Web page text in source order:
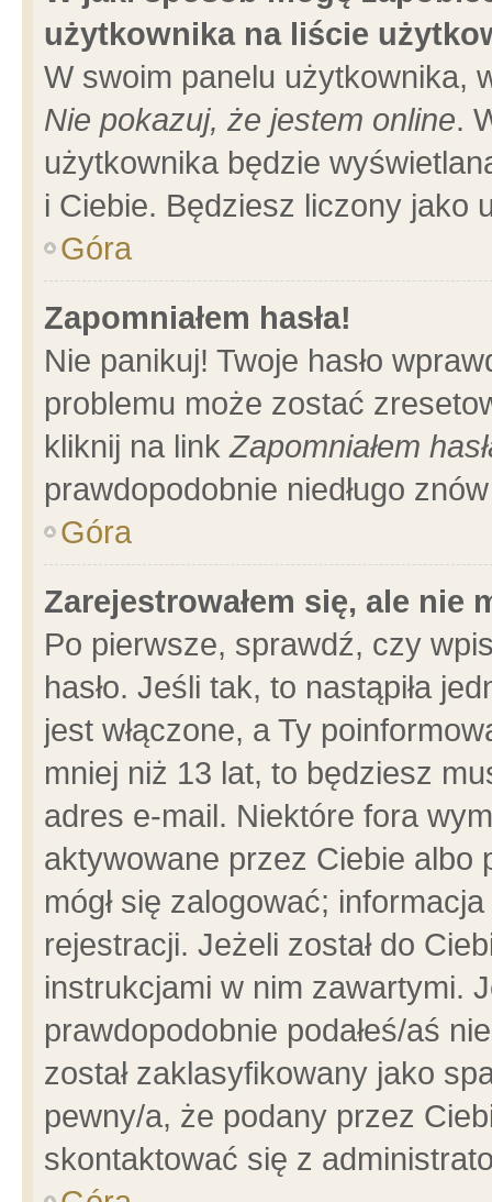
użytkownika na liście
W swoim panelu użytkownika,
Nie pokazuj, że jestem online.
użytkownika będzie
i Ciebie. Będziesz liczony jako
Góra
Zapomniałem hasła!
Nie panikuj! Twoje hasło
problemu może zostać
kliknij na linkZapomniałem
prawdopodobnie niedługo
Góra
Zarejestrowałem się, ale nie
Po pierwsze, sprawdź, czy
hasło. Jeśli tak, to nastąpiła
jest włączone, a Ty
mniej niż 13 lat, to będziesz
adres e-mail. Niektóre fora
aktywowane przez Ciebie albo
mógł się zalogować;
rejestracji. Jeżeli został do
instrukcjami w nim zawartymi.
prawdopodobnie podałeś/aś
został zaklasyfikowany jako
pewny/a, że podany przez
skontaktować się z